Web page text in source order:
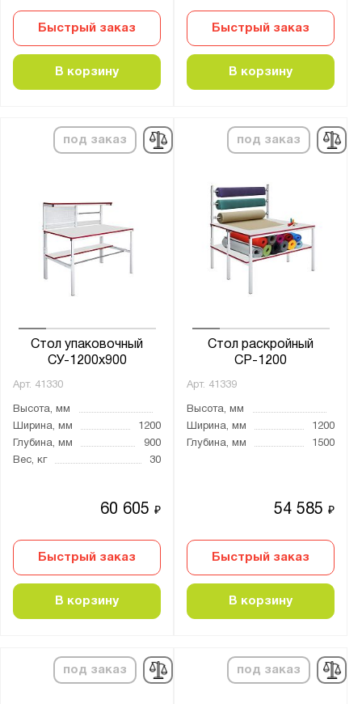
Быстрый заказ
В корзину
Быстрый заказ
В корзину
под заказ
Стол упаковочный
СУ-1200х900
Арт. 41330
Высота, мм
Ширина, мм
1200
Глубина, мм
900
Вес, кг
30
60 605₽
Быстрый заказ
В корзину
под заказ
Стол раскройный
СР-1200
Арт. 41339
Высота, мм
Ширина, мм
1200
Глубина, мм
1500
54 585₽
Быстрый заказ
В корзину
под заказ под заказ
4 колеса с тормозом
Без колёс
Верстакофф
Метех
Предприятие ДВК
Метех
41.БК2
41.О
41.С
41.СД
41.У
41.УПБ